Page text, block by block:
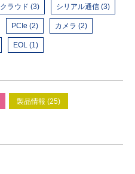
クラウド (3) シリアル通信 (3)
PCIe (2) カメラ (2)
EOL (1)
製品情報 (25)